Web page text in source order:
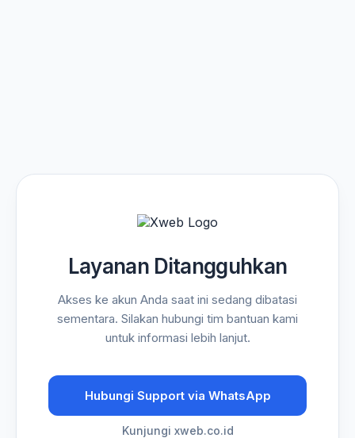
Layanan Ditangguhkan
Akses ke akun Anda saat ini sedang dibatasi
sementara. Silakan hubungi tim bantuan kami
untuk informasi lebih lanjut.
Hubungi Support via WhatsApp
Kunjungi xweb.co.id